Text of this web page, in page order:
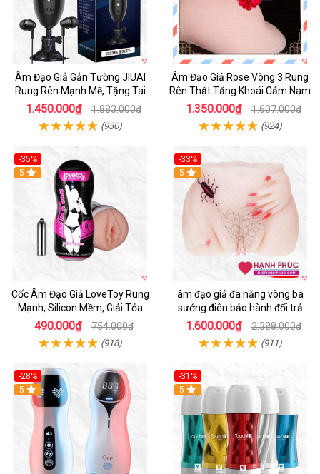
Âm Đạo Giả Gắn Tường JIUAI
Rung Rên Mạnh Mẽ, Tặng Tai
Nghe
1.450.000₫ 1.883.000₫
(930)
Âm Đạo Giả Rose Vòng 3 Rung
Rên Thật Tăng Khoái Cảm Nam
1.350.000₫ 1.607.000₫
(924)
-35%
5
Cốc Âm Đạo Giả LoveToy Rung
Mạnh, Silicon Mềm, Giải Tỏa
Sinh Lý
490.000₫ 754.000₫
(918)
-33%
5
âm đạo giả đa năng vòng ba
sướng điên bảo hành đổi trả
nhanh
1.600.000₫ 2.388.000₫
(911)
-28%
5
-31%
Hot
5